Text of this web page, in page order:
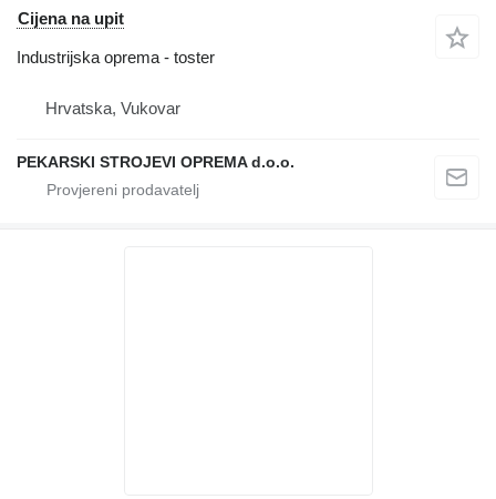
Cijena na upit
Industrijska oprema - toster
Hrvatska, Vukovar
PEKARSKI STROJEVI OPREMA d.o.o.